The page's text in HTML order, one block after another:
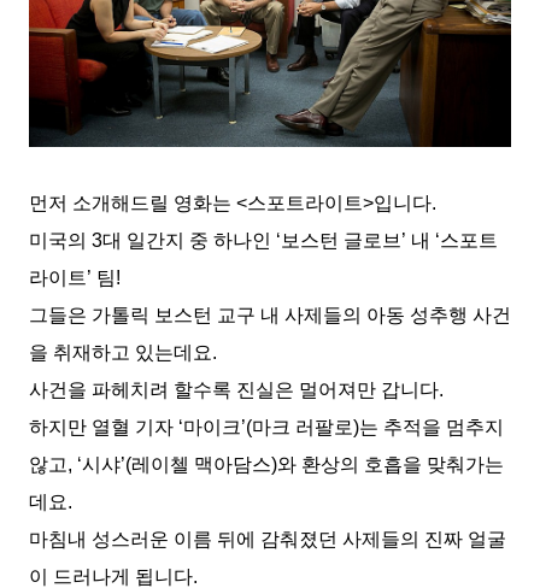
먼저 소개해드릴 영화는 <스포트라이트>입니다.
미국의 3대 일간지 중 하나인 ‘보스턴 글로브’ 내 ‘스포트
라이트’ 팀!
그들은 가톨릭 보스턴 교구 내 사제들의 아동 성추행 사건
을 취재하고 있는데요.
사건을 파헤치려 할수록 진실은 멀어져만 갑니다.
하지만 열혈 기자 ‘마이크’(마크 러팔로)는 추적을 멈추지
않고, ‘시샤’(레이첼 맥아담스)와 환상의 호흡을 맞춰가는
데요.
마침내 성스러운 이름 뒤에 감춰졌던 사제들의 진짜 얼굴
이 드러나게 됩니다.